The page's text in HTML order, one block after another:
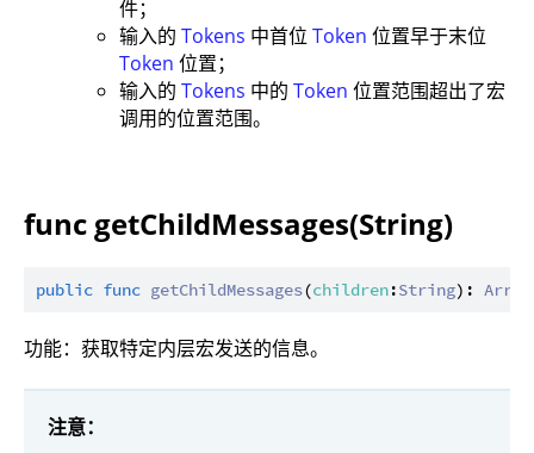
件；
输入的 Tokens 中首位 Token 位置早于末位
Token 位置；
输入的 Tokens 中的 Token 位置范围超出了宏
调用的位置范围。
func getChildMessages(String)
public func getChildMessages(children:String):
功能：获取特定内层宏发送的信息。
注意：